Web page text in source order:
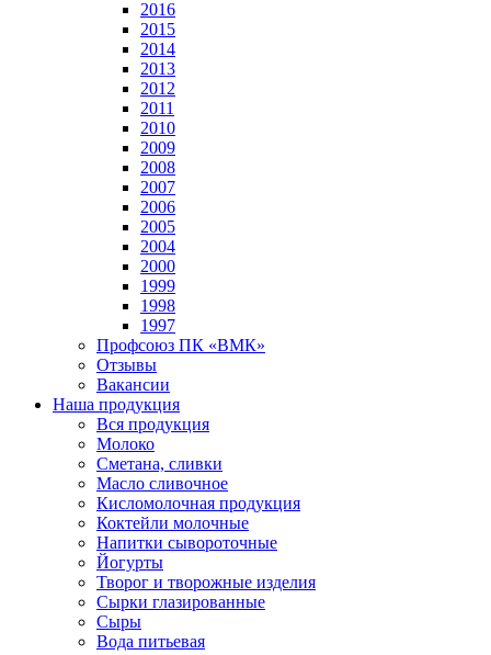
2016
2015
2014
2013
2012
2011
2010
2009
2008
2007
2006
2005
2004
2000
1999
1998
1997
Профсоюз ПК «ВМК»
Отзывы
Вакансии
Наша продукция
Вся продукция
Молоко
Сметана, сливки
Масло сливочное
Кисломолочная продукция
Коктейли молочные
Напитки сывороточные
Йогурты
Творог и творожные изделия
Сырки глазированные
Сыры
Вода питьевая